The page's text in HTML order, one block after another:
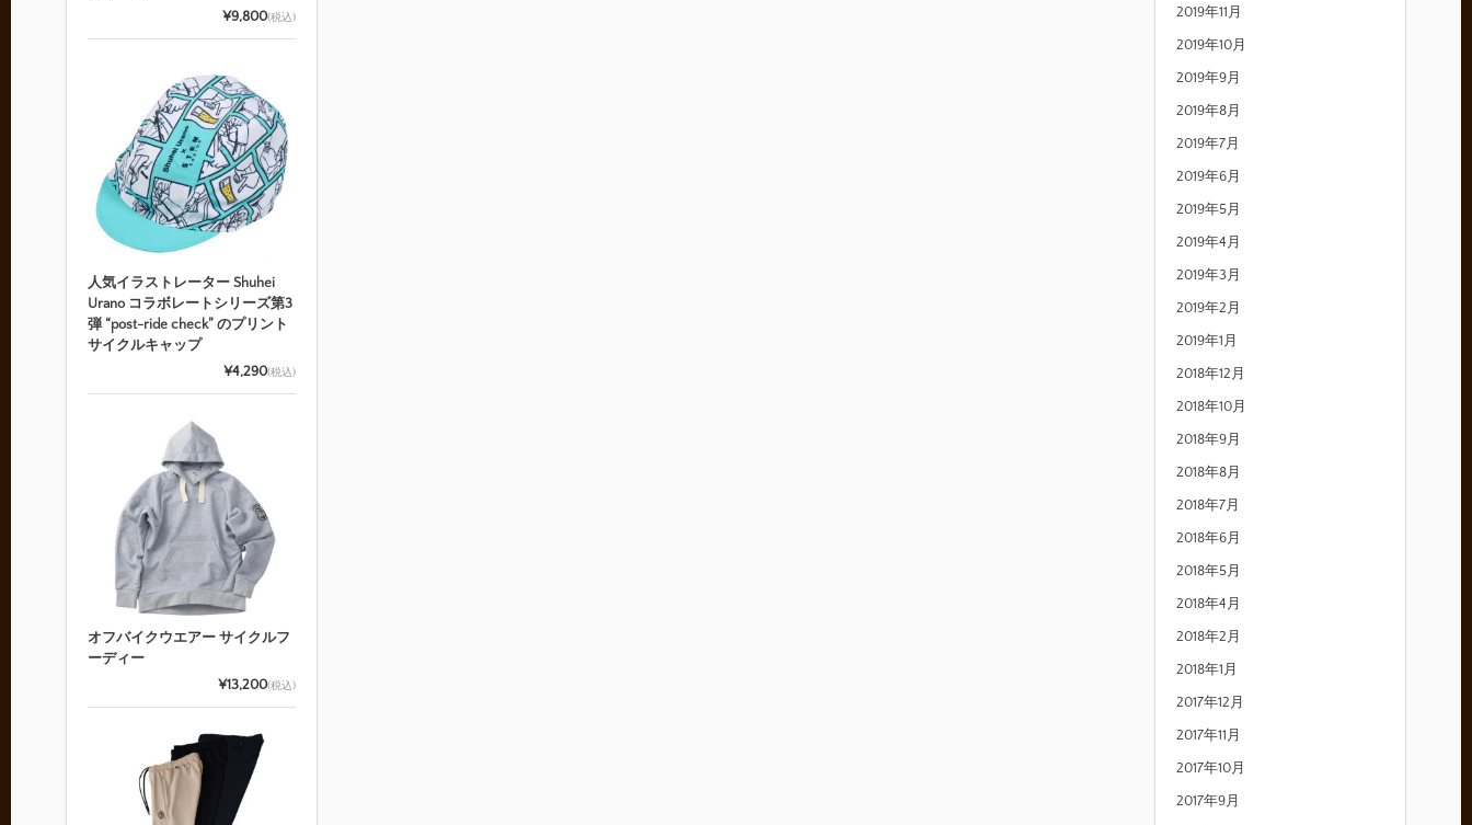
2019年11月
2019年10月
2019年9月
2019年8月
2019年7月
2019年6月
2019年5月
2019年4月
2019年3月
2019年2月
2019年1月
2018年12月
2018年10月
2018年9月
2018年8月
2018年7月
2018年6月
2018年5月
2018年4月
2018年2月
2018年1月
2017年12月
2017年11月
2017年10月
2017年9月
¥9,800(税込)
人気イラストレーター Shuhei
Urano コラボレートシリーズ第3
弾 “post-ride check” のプリント
サイクルキャップ
¥4,290(税込)
オフバイクウエアー サイクルフ
ーディー
¥13,200(税込)